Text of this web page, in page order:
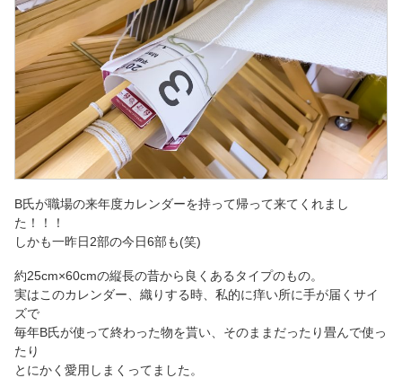
B氏が職場の来年度カレンダーを持って帰って来てくれまし
た！！！
しかも一昨日2部の今日6部も(笑)
約25cm×60cmの縦長の昔から良くあるタイプのもの。
実はこのカレンダー、織りする時、私的に痒い所に手が届くサイ
ズで
毎年B氏が使って終わった物を貰い、そのままだったり畳んで使っ
たり
とにかく愛用しまくってました。